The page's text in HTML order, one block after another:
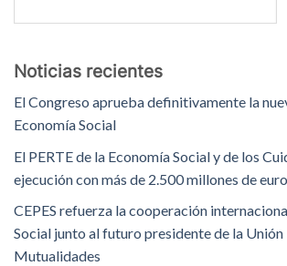
Noticias recientes
El Congreso aprueba definitivamente la
Economía Social
El PERTE de la Economía Social y de los
ejecución con más de 2.500 millones de
CEPES refuerza la cooperación
Social junto al futuro presidente de la
Mutualidades